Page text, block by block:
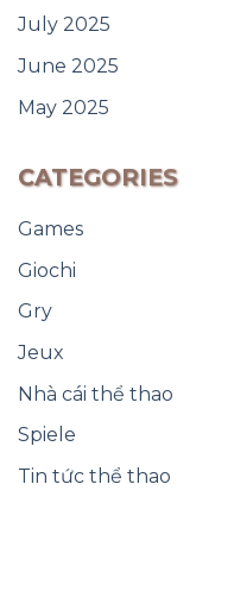
July 2025
June 2025
May 2025
CATEGORIES
Games
Giochi
Gry
Jeux
Nhà cái thể thao
Spiele
Tin tức thể thao